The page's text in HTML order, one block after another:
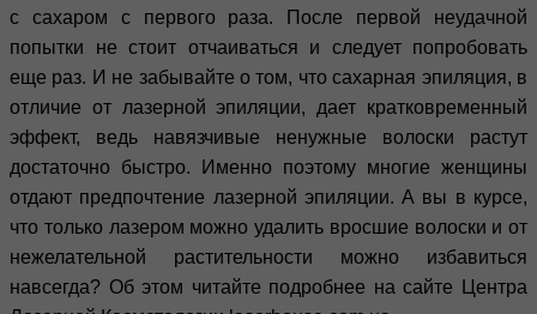
с сахаром с первого раза. После первой неудачной
попытки не стоит отчаиваться и следует попробовать
еще раз. И не забывайте о том, что сахарная эпиляция, в
отличие от лазерной эпиляции, дает кратковременный
эффект, ведь навязчивые ненужные волоски растут
достаточно быстро. Именно поэтому многие женщины
отдают предпочтение лазерной эпиляции. А вы в курсе,
что только лазером можно удалить вросшие волоски и от
нежелательной растительности можно избавиться
навсегда? Об этом читайте подробнее на сайте Центра